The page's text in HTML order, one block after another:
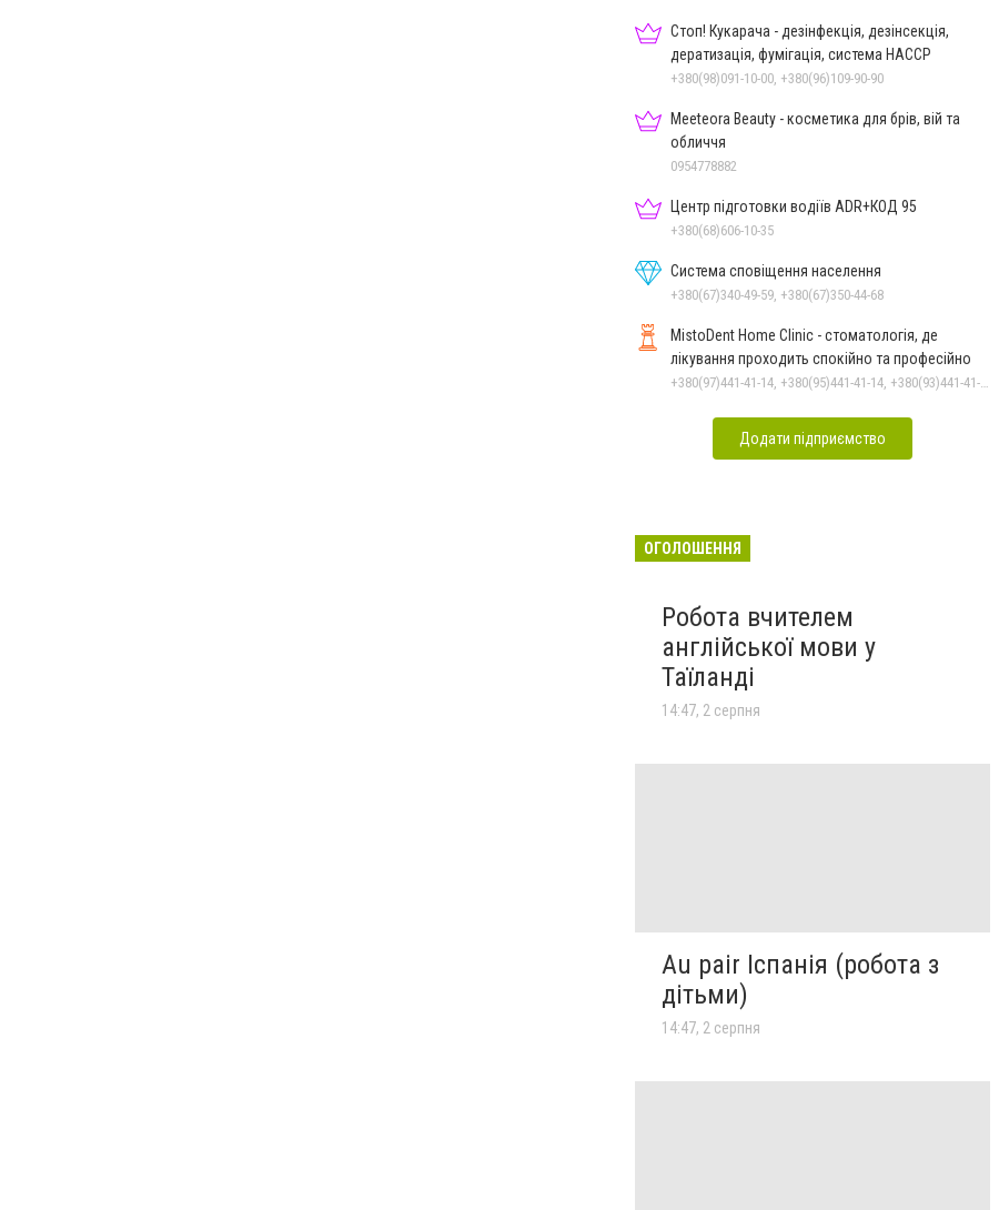
Стоп! Кукарача - дезінфекція, дезінсекція,
дератизація, фумігація, система HACCP
+380(98)091-10-00, +380(96)109-90-90
Meeteora Beauty - косметика для брів, вій та
обличчя
0954778882
Центр підготовки водіїв ADR+КОД 95
+380(68)606-10-35
Система сповіщення населення
+380(67)340-49-59, +380(67)350-44-68
MistoDent Home Clinic - стоматологія, де
лікування проходить спокійно та професійно
+380(97)441-41-14, +380(95)441-41-14, +380(93)441-41-14
Додати підприємство
ОГОЛОШЕННЯ
Робота вчителем
англійської мови у
Таїланді
14:47, 2 серпня
Au pair Іспанія (робота з
дітьми)
14:47, 2 серпня